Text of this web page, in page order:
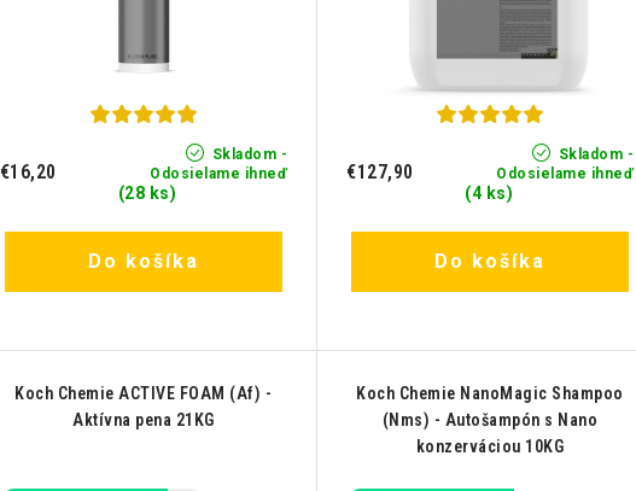
Skladom -
Odosielame ihneď
(28 ks)
€16,20
Do košíka
Skladom -
Odosielame ihneď
(4 ks)
€127,90
Do košíka
Koch Chemie ACTIVE FOAM (Af) -
Aktívna pena 21KG
Koch Chemie NanoMagic Shampoo
(Nms) - Autošampón s Nano
konzerváciou 10KG